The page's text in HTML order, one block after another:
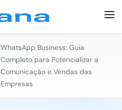
WhatsApp Business: Guia
Completo para Potencializar a
Comunicação e Vendas das
Empresas